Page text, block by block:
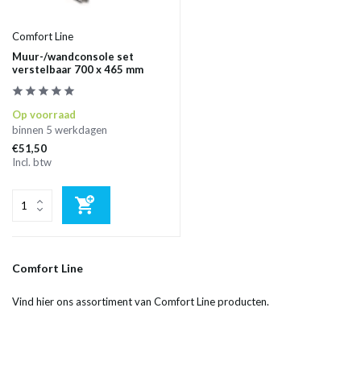
Comfort Line
Muur-/wandconsole set
verstelbaar 700 x 465 mm
Op voorraad
binnen 5 werkdagen
€51,50
Incl. btw
Comfort Line
Vind hier ons assortiment van Comfort Line producten.